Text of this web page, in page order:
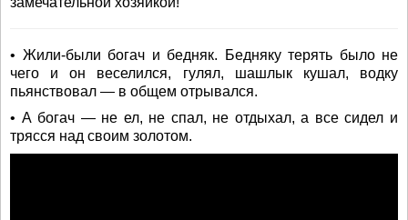
• Жили-были богач и бедняк. Бедняку терять было не
чего и он веселился, гулял, шашлык кушал, водку
пьянствовал — в общем отрывался.
• А богач — не ел, не спал, не отдыхал, а все сидел и
трясся над своим золотом.